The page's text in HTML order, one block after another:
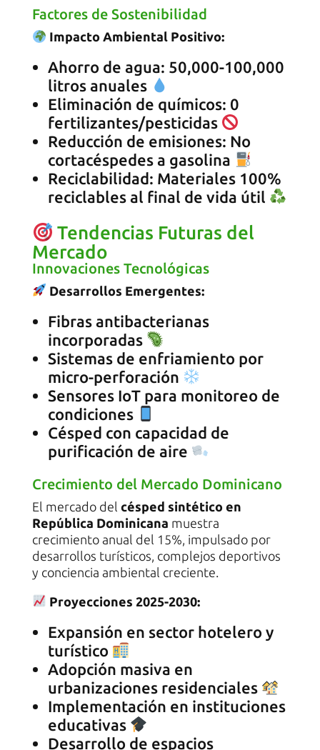
Factores de Sostenibilidad
Impacto Ambiental Positivo:
Ahorro de agua: 50,000-100,000
litros anuales
Eliminación de químicos: 0
fertilizantes/pesticidas
Reducción de emisiones: No
cortacéspedes a gasolina
Reciclabilidad: Materiales 100%
reciclables al final de vida útil
Tendencias Futuras del
Mercado
Innovaciones Tecnológicas
Desarrollos Emergentes:
Fibras antibacterianas
incorporadas
Sistemas de enfriamiento por
micro-perforación
Sensores IoT para monitoreo de
condiciones
Césped con capacidad de
purificación de aire
Crecimiento del Mercado Dominicano
El mercado del césped sintético en
República Dominicana muestra
crecimiento anual del 15%, impulsado por
desarrollos turísticos, complejos deportivos
y conciencia ambiental creciente.
Proyecciones 2025-2030:
Expansión en sector hotelero y
turístico
Adopción masiva en
urbanizaciones residenciales
Implementación en instituciones
educativas
Desarrollo de espacios